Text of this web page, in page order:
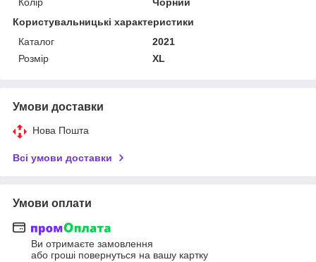
Користувальницькі характеристики
Каталог
2021
Розмір
XL
Умови доставки
Нова Пошта
Всі умови доставки
Умови оплати
Ви отримаєте замовлення
або гроші повернуться на вашу картку